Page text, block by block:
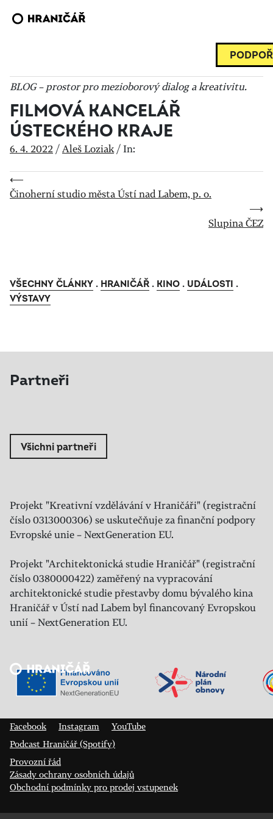
BLOG – prostor pro mezioborový dialog a kreativitu.
FILMOVÁ KANCELÁŘ
ÚSTECKÉHO KRAJE
6. 4. 2022 /Aleš Loziak /In:
⟵
Činoherní studio města Ústí nad Labem, p. o.
⟶
Slupina ČEZ
VŠECHNY ČLÁNKY . HRANIČÁŘ . KINO . UDÁLOSTI .
VÝSTAVY
Partneři
Všichni partneři
Projekt "Kreativní vzdělávání v Hraničáři" (registrační
číslo 0313000306) se uskutečňuje za finanční podpory
Evropské unie – NextGeneration EU.
Projekt "Architektonická studie Hraničář" (registrační
číslo 0380000422) zaměřený na vypracování
architektonické studie přestavby domu bývalého kina
Hraničář v Ústí nad Labem byl financovaný Evropskou
unií – NextGeneration EU.
Veřejný sál Hraničář, spolek
Facebook
Instagram
YouTube
Podcast Hraničář (Spotify)
Provozní řád
Zásady ochrany osobních údajů
Obchodní podmínky pro prodej vstupenek